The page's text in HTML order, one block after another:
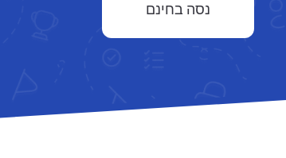
נסה בחינם